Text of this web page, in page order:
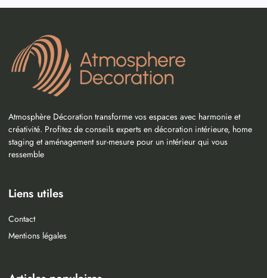
Atmosphère Décoration transforme vos espaces avec harmonie et
créativité. Profitez de conseils experts en décoration intérieure, home
staging et aménagement sur-mesure pour un intérieur qui vous
ressemble
Liens utiles
Contact
Mentions légales